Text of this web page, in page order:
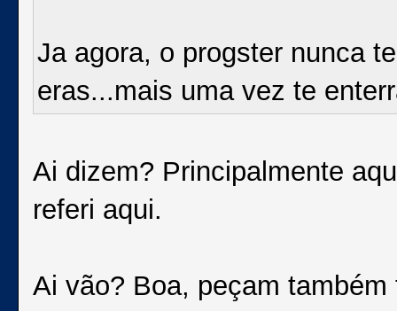
Ja agora, o progster nunca
eras...mais uma vez te
Ai dizem? Principalmente
referi aqui.
Ai vão? Boa, peçam